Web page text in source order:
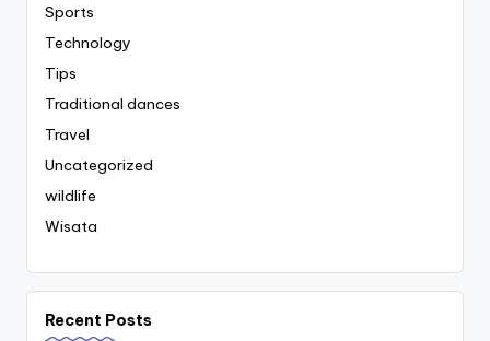
Sports
Technology
Tips
Traditional dances
Travel
Uncategorized
wildlife
Wisata
Recent Posts